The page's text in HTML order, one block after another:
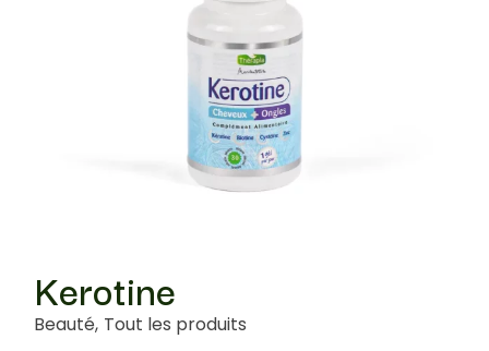
Kerotine
Beauté Tout les produits